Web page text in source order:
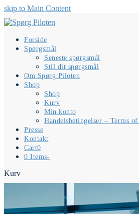
skip to Main Content
Forside
Spørgsmål
Seneste spørgsmål
Stil dit spørgsmål
Om Spørg Piloten
Shop
Shop
Kurv
Min konto
Handelsbetingelser – Terms
Presse
Kontakt
Cart0
0 Items-
Kurv